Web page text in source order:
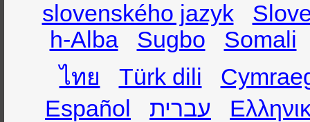
slovenského jazyk
h-Alba
Sugbo
Somali
ไทย
Türk dili
Español
עברית